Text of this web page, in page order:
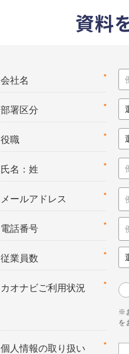
資料
*
会社名
*
部署区分
*
役職
*
氏名：姓
*
メールアドレス
*
電話番号
*
従業員数
*
カオナビご利用状況
※
を
*
個人情報の取り扱い